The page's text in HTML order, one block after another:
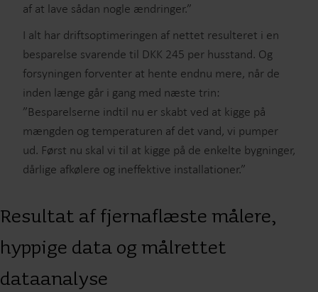
af at lave sådan nogle ændringer.”
I alt har driftsoptimeringen af nettet resulteret i en
besparelse svarende til DKK 245 per husstand. Og
forsyningen forventer at hente endnu mere, når de
inden længe går i gang med næste trin:
”Besparelserne indtil nu er skabt ved at kigge på
mængden og temperaturen af det vand, vi pumper
ud. Først nu skal vi til at kigge på de enkelte bygninger,
dårlige afkølere og ineffektive installationer.”
Resultat af fjernaflæste målere,
hyppige data og målrettet
dataanalyse